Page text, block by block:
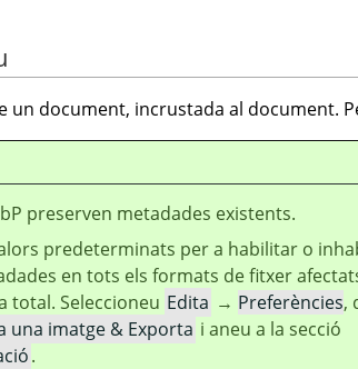
document, incrustada al document.
preserven metadades existents.
predeterminats per a habilitar o
en tots els formats de fitxer
total. Seleccioneu Edita → Preferències,
una imatge & Exporta i aneu a la secció
.